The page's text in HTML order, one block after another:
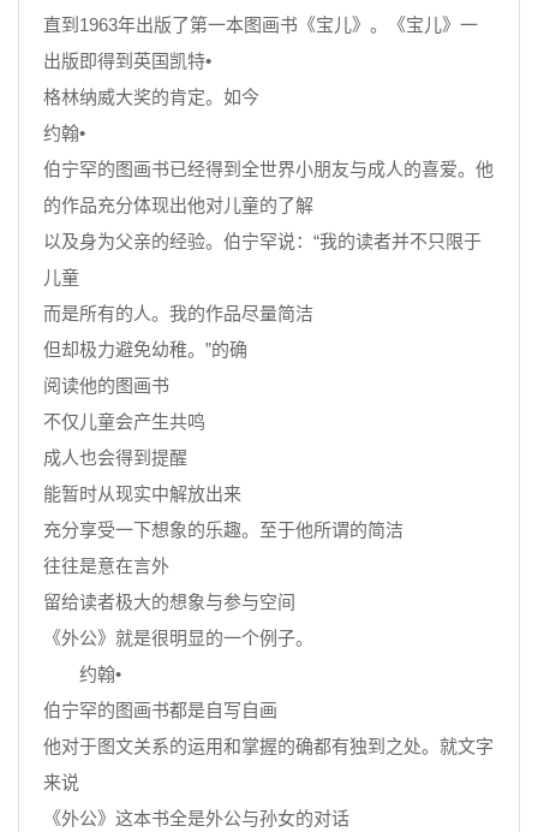
直到1963年出版了第一本图画书《宝儿》。《宝儿》一
出版即得到英国凯特•
格林纳威大奖的肯定。如今
约翰•
伯宁罕的图画书已经得到全世界小朋友与成人的喜爱。他
的作品充分体现出他对儿童的了解
以及身为父亲的经验。伯宁罕说：“我的读者并不只限于
儿童
而是所有的人。我的作品尽量简洁
但却极力避免幼稚。”的确
阅读他的图画书
不仅儿童会产生共鸣
成人也会得到提醒
能暂时从现实中解放出来
充分享受一下想象的乐趣。至于他所谓的简洁
往往是意在言外
留给读者极大的想象与参与空间
《外公》就是很明显的一个例子。
约翰•
伯宁罕的图画书都是自写自画
他对于图文关系的运用和掌握的确都有独到之处。就文字
来说
《外公》这本书全是外公与孙女的对话